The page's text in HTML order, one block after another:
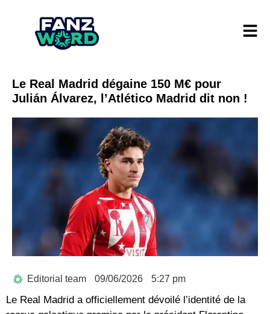
Le Real Madrid dégaine 150 M€ pour
Julián Álvarez, l’Atlético Madrid dit non !
Editorial team 09/06/2026 5:27 pm
Le Real Madrid a officiellement dévoilé l’identité de la